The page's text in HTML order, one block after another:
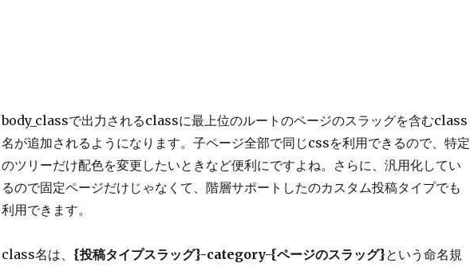
body_classで出力されるclassに最上位のルートのページのスラッグを含むclass
名が追加されるようになります。子ページ全部で同じcssを利用できるので、特定
のツリーだけ配色を変更したいときなど便利にですよね。さらに、汎用化してい
るので固定ページだけじゃなくて、階層サポートしたのカスタム投稿タイプでも
利用できます。
class名は、 {投稿タイプスラッグ}-category-{ページのスラッグ}という命名規